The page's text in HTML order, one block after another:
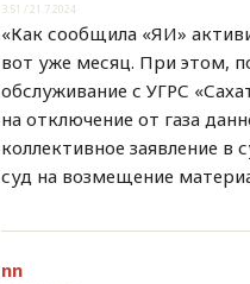
3:51 / 21.7.2024
«Как сообщила «ЯИ»
вот уже месяц. При этом,
обслуживание с УГРС
на отключение от газа
коллективное заявление в
суд на возмещение
nn